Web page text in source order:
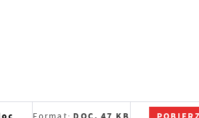
logowania czy wypełniania
WYBRANE